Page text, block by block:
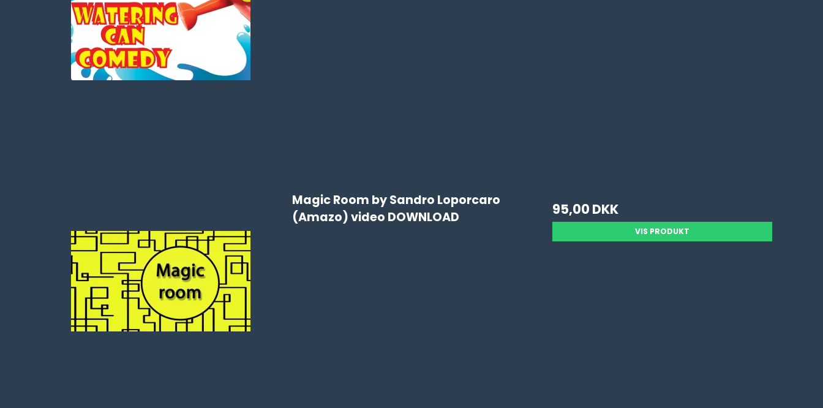
Magic Room by Sandro Loporcaro
(Amazo) video DOWNLOAD
95,00 DKK
VIS PRODUKT